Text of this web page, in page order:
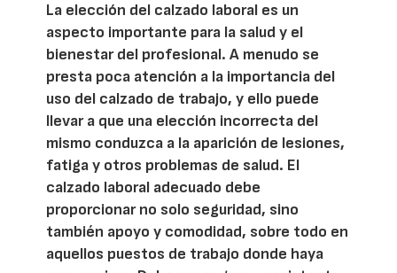
La elección del calzado laboral es un
aspecto importante para la salud y el
bienestar del profesional. A menudo se
presta poca atención a la importancia del
uso del calzado de trabajo, y ello puede
llevar a que una elección incorrecta del
mismo conduzca a la aparición de lesiones,
fatiga y otros problemas de salud. El
calzado laboral adecuado debe
proporcionar no solo seguridad, sino
también apoyo y comodidad, sobre todo en
aquellos puestos de trabajo donde haya